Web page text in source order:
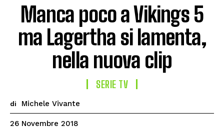
Manca poco a Vikings 5
ma Lagertha si lamenta,
nella nuova clip
SERIE TV
di Michele Vivante
26 Novembre 2018